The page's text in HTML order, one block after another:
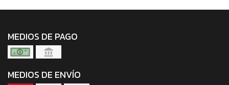
MEDIOS DE PAGO
MEDIOS DE ENVÍO